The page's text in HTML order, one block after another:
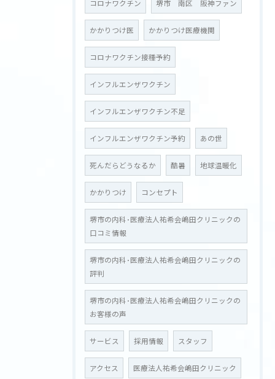
コロナワクチン 堺市 南区 阪神ファン
かかりつけ医 かかりつけ医療機関
コロナワクチン接種予約
インフルエンザワクチン
インフルエンザワクチン不足
インフルエンザワクチン予約 あの世
死んだらどうなるか 酷暑 地球温暖化
かかりつけ コンセプト
堺市の内科･医療法人祐希会嶋田クリニックの
口コミ情報
堺市の内科･医療法人祐希会嶋田クリニックの
評判
堺市の内科･医療法人祐希会嶋田クリニックの
お客様の声
サービス 採用情報 スタッフ
アクセス 医療法人祐希会嶋田クリニック
お問い合わせはこちら